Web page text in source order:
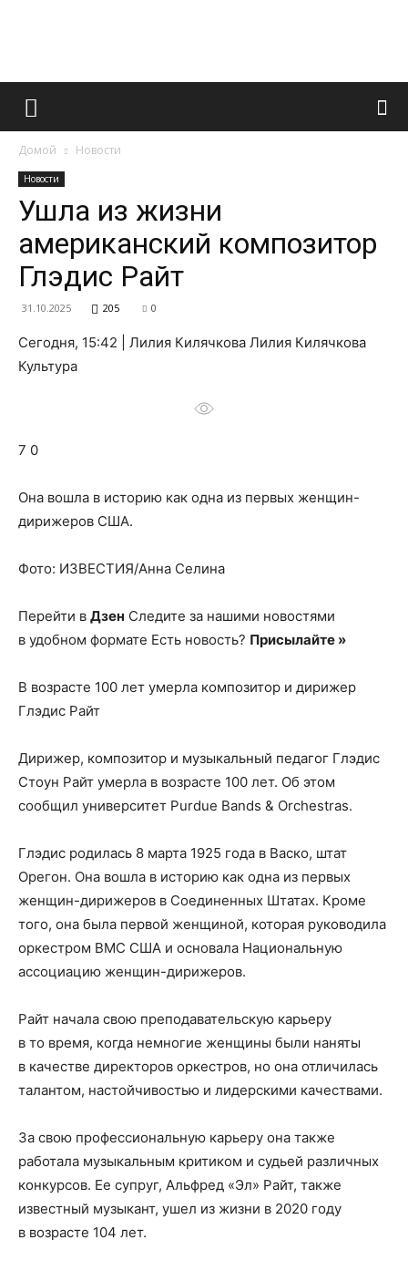
Французский
и
о
нем
Домой Новости
Новости
Ушла из жизни
американский композитор
Глэдис Райт
31.10.2025 205 0
Сегодня, 15:42 | Лилия Килячкова Лилия Килячкова
Культура
7 0
Она вошла в историю как одна из первых женщин-
дирижеров США.
Фото: ИЗВЕСТИЯ/Анна Селина
Перейти в Дзен Следите за нашими новостями
в удобном формате Есть новость? Присылайте »
В возрасте 100 лет умерла композитор и дирижер
Глэдис Райт
Дирижер, композитор и музыкальный педагог Глэдис
Стоун Райт умерла в возрасте 100 лет. Об этом
сообщил университет Purdue Bands & Orchestras.
Глэдис родилась 8 марта 1925 года в Васко, штат
Орегон. Она вошла в историю как одна из первых
женщин-дирижеров в Соединенных Штатах. Кроме
того, она была первой женщиной, которая руководила
оркестром ВМС США и основала Национальную
ассоциацию женщин-дирижеров.
Райт начала свою преподавательскую карьеру
в то время, когда немногие женщины были наняты
в качестве директоров оркестров, но она отличилась
талантом, настойчивостью и лидерскими качествами.
За свою профессиональную карьеру она также
работала музыкальным критиком и судьей различных
конкурсов. Ее супруг, Альфред «Эл» Райт, также
известный музыкант, ушел из жизни в 2020 году
в возрасте 104 лет.